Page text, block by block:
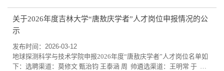
2025年度劳动保护用品和营养保健津贴发放名单公示.rar
关于2026年度吉林大学“唐敖庆学者”人才岗位申报情况的公
示
发布时间：2026-03-12
地球探测科学与技术学院申报2026年度“唐敖庆学者”人才岗位名单如
下：选聘渠道：莫修文 甄治钧 王泰涵 周 帅遴选渠道：王明常 于 平